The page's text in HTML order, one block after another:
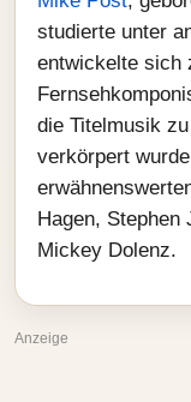
studierte unter
entwickelte sich
die Titelmusik
verkörpert
Hagen, Stephen
Mickey Dolenz.
Anzeige